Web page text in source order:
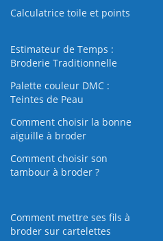
Calculatrice toile et points
Estimateur de Temps :
Broderie Traditionnelle
Palette couleur DMC :
Teintes de Peau
Comment choisir la bonne
aiguille à broder
Comment choisir son
tambour à broder ?
Comment mettre ses fils à
broder sur cartelettes